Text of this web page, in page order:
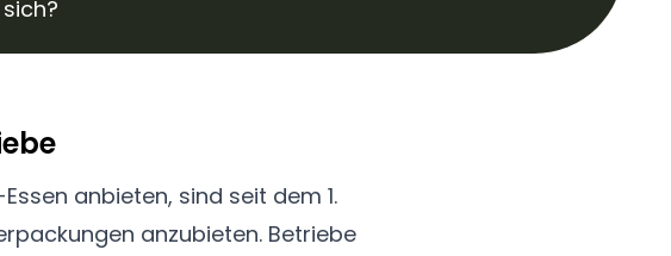
sich?
anbieten, sind seit dem 1.
anzubieten. Betriebe